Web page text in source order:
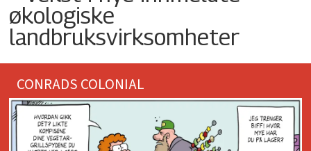
økologiske
landbruksvirksomheter
CONRADS COLONIAL